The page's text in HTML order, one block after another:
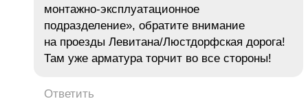
монтажно-эксплуатационное
подразделение», обратите внимание
на проезды Левитана/Люстдорфская дорога!
Там уже арматура торчит во все стороны!
Ответить